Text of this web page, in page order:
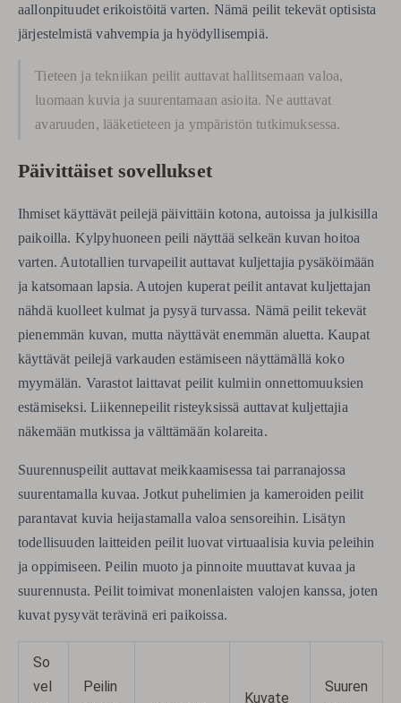
aallonpituudet erikoistöitä varten. Nämä peilit tekevät optisista
järjestelmistä vahvempia ja hyödyllisempiä.
Tieteen ja tekniikan peilit auttavat hallitsemaan valoa,
luomaan kuvia ja suurentamaan asioita. Ne auttavat
avaruuden, lääketieteen ja ympäristön tutkimuksessa.
Päivittäiset sovellukset
Ihmiset käyttävät peilejä päivittäin kotona, autoissa ja julkisilla
paikoilla. Kylpyhuoneen peili näyttää selkeän kuvan hoitoa
varten. Autotallien turvapeilit auttavat kuljettajia pysäköimään
ja katsomaan lapsia. Autojen kuperat peilit antavat kuljettajan
nähdä kuolleet kulmat ja pysyä turvassa. Nämä peilit tekevät
pienemmän kuvan, mutta näyttävät enemmän aluetta. Kaupat
käyttävät peilejä varkauden estämiseen näyttämällä koko
myymälän. Varastot laittavat peilit kulmiin onnettomuuksien
estämiseksi. Liikennepeilit risteyksissä auttavat kuljettajia
näkemään mutkissa ja välttämään kolareita.
Suurennuspeilit auttavat meikkaamisessa tai parranajossa
suurentamalla kuvaa. Jotkut puhelimien ja kameroiden peilit
parantavat kuvia heijastamalla valoa sensoreihin. Lisätyn
todellisuuden laitteiden peilit luovat virtuaalisia kuvia peleihin
ja oppimiseen. Peilin muoto ja pinnoite muuttavat kuvaa ja
suurennusta. Peilit toimivat monenlaisten valojen kanssa, joten
kuvat pysyvät terävinä eri paikoissa.
So
vel
Peilin
Kuvate
Suuren